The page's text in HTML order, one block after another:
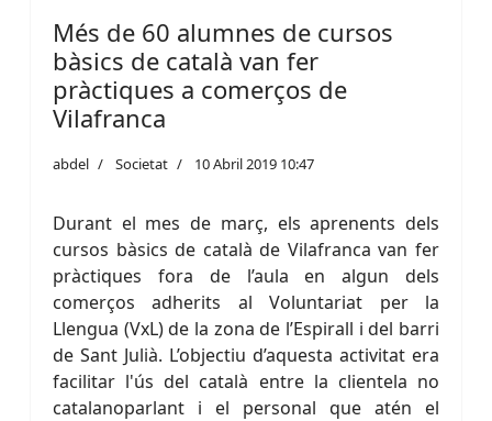
Més de 60 alumnes de cursos
bàsics de català van fer
pràctiques a comerços de
Vilafranca
abdel Societat 10 Abril 2019 10:47
Durant el mes de març, els aprenents dels
cursos bàsics de català de Vilafranca van fer
pràctiques fora de l’aula en algun dels
comerços adherits al Voluntariat per la
Llengua (VxL) de la zona de l’Espirall i del barri
de Sant Julià. L’objectiu d’aquesta activitat era
facilitar l'ús del català entre la clientela no
catalanoparlant i el personal que atén el